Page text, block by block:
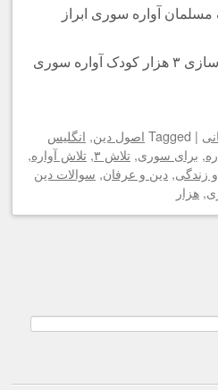
کودک مسلمان آواره سوری ابراز
سوری
|
Tagged اصول دین, انگلیس
, برای سوری, تلاش ۳ , تلاش آواره,
زندگی, دین و عرفان, سوالات دین
, هزار